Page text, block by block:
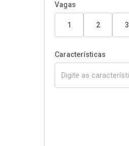
Vagas
1 2 3
Características